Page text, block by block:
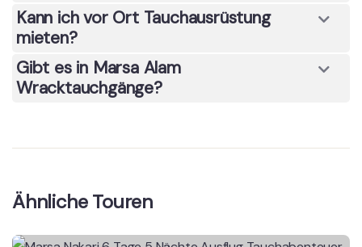
Kann ich vor Ort Tauchausrüstung
mieten?
Gibt es in Marsa Alam
Wracktauchgänge?
Ähnliche Touren